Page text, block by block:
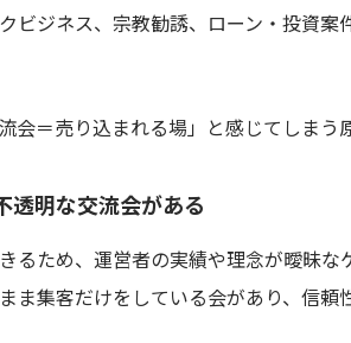
ビジネス、宗教勧誘、ローン・投資案
会＝売り込まれる場」と感じてしまう
明な交流会がある
るため、運営者の実績や理念が曖昧な
ま集客だけをしている会があり、信頼